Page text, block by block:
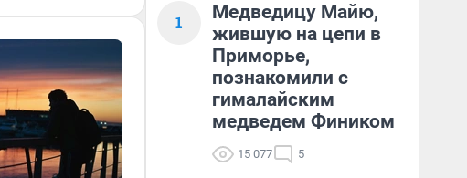
1
Медведицу Майю,
жившую на цепи в
Приморье,
познакомили с
гималайским
медведем Фиником
15 077 5